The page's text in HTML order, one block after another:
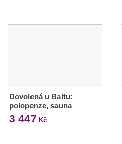
Dovolená u Baltu:
polopenze, sauna
3 447 Kč